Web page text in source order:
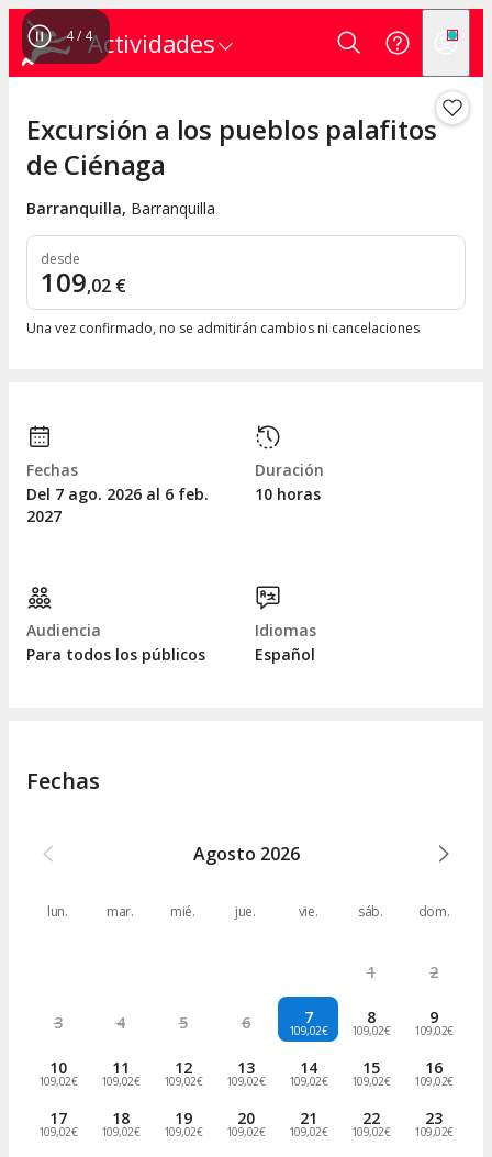
Actividades
4/ 4
Excursión a los pueblos palafitos
de Ciénaga
Barranquilla, Barranquilla
desde
109,02 €
Una vez confirmado, no se admitirán cambios ni cancelaciones
Fechas
Del 7 ago. 2026 al 6 feb.
2027
Duración
10 horas
Audiencia
Para todos los públicos
Idiomas
Español
Fechas
Agosto 2026
lun. mar. mié. jue. vie. sáb. dom.
1 2
3 4 5 6 7
109,02€
8
109,02€
9
109,02€
10
109,02€
11
109,02€
12
109,02€
13
109,02€
14
109,02€
15
109,02€
16
109,02€
17
109,02€
18
109,02€
19
109,02€
20
109,02€
21
109,02€
22
109,02€
23
109,02€